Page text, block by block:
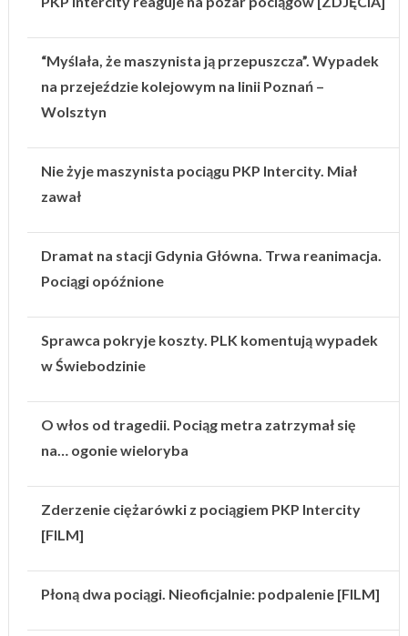
“Myślała, że maszynista ją przepuszcza”. Wypadek
na przejeździe kolejowym na linii Poznań –
Wolsztyn
Nie żyje maszynista pociągu PKP Intercity. Miał
zawał
Dramat na stacji Gdynia Główna. Trwa reanimacja.
Pociągi opóźnione
Sprawca pokryje koszty. PLK komentują wypadek
w Świebodzinie
O włos od tragedii. Pociąg metra zatrzymał się
na… ogonie wieloryba
Zderzenie ciężarówki z pociągiem PKP Intercity
[FILM]
Płoną dwa pociągi. Nieoficjalnie: podpalenie [FILM]